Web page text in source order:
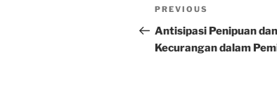
navigation
Previous
Post
PREVIOUS
Antisipasi Penipuan dan
Kecurangan dalam